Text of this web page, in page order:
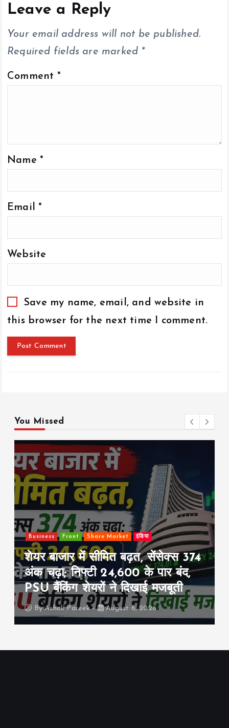
o
p
p
Leave a Reply
Your email address will not be published.
Required fields are marked *
Comment *
Name *
Email *
Website
Save my name, email, and website in
this browser for the next time I comment.
You Missed
Market इंडिया
बढ़त, सेंसेक्स 374
24,600 के पार बंद,
ने दिखाई मजबूती
August 6, 2026
Front इंडिया खेल
श्रीलंका टेस्ट
की बड़ी तैयारी,
के खिलाफ वार्म-
ByAshok Pareek